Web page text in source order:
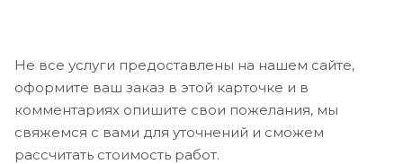
Не все услуги предоставлены на нашем сайте,
оформите ваш заказ в этой карточке и в
комментариях опишите свои пожелания, мы
свяжемся с вами для уточнений и сможем
рассчитать стоимость работ.